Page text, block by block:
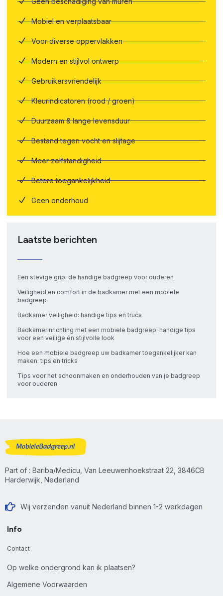
Mobiel en verplaatsbaar
Voor diverse oppervlakken
Modern en stijlvol ontwerp
Gebruikersvriendelijk
Kleurindicatoren (rood / groen)
Duurzaam & lange levensduur
Bestand tegen vocht en slijtage
Meer zelfstandigheid
Betere toegankelijkheid
Geen onderhoud
Laatste berichten
Een stevige grip: de handige badgreep voor ouderen
Veiligheid en comfort in de badkamer met een mobiele
badgreep
Badkamer veiligheid: handige tips en trucs
Badkamerinrichting met een mobiele badgreep: handige tips
voor een veilige én stijlvolle look
Hoe een mobiele badgreep uw badkamer toegankelijker kan
maken: tips en tricks
Tips voor het schoonmaken en onderhouden van je badgreep
voor ouderen
Part of : Bariba/Medicu, Van Leeuwenhoekstraat 22, 3846CB
Harderwijk, Nederland
Wij verzenden vanuit Nederland binnen 1-2 werkdagen
Info
Contact
Op welke ondergrond kan ik plaatsen?
Algemene Voorwaarden